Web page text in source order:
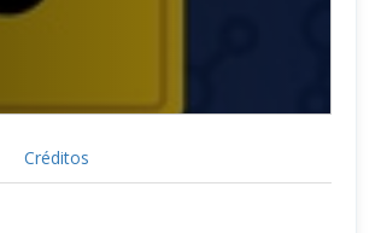
Créditos